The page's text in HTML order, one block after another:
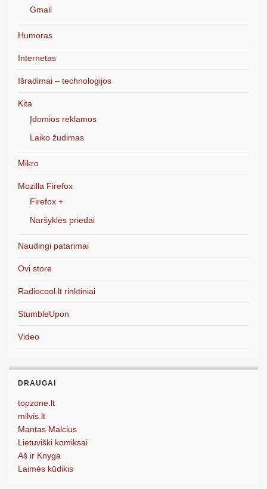
Gmail
Humoras
Internetas
Išradimai – technologijos
Kita
Įdomios reklamos
Laiko žudimas
Mikro
Mozilla Firefox
Firefox +
Naršyklės priedai
Naudingi patarimai
Ovi store
Radiocool.lt rinktiniai
StumbleUpon
Video
DRAUGAI
topzone.lt
milvis.lt
Mantas Malcius
Lietuviški komiksai
Aš ir Knyga
Laimės kūdikis